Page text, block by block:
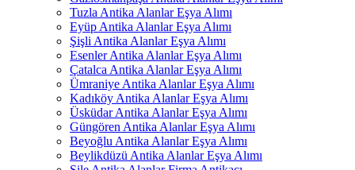
Tuzla Antika Alanlar Eşya Alımı
Eyüp Antika Alanlar Eşya Alımı
Şişli Antika Alanlar Eşya Alımı
Esenler Antika Alanlar Eşya Alımı
Çatalca Antika Alanlar Eşya Alımı
Ümraniye Antika Alanlar Eşya Alımı
Kadıköy Antika Alanlar Eşya Alımı
Üsküdar Antika Alanlar Eşya Alımı
Güngören Antika Alanlar Eşya Alımı
Beyoğlu Antika Alanlar Eşya Alımı
Beylikdüzü Antika Alanlar Eşya Alımı